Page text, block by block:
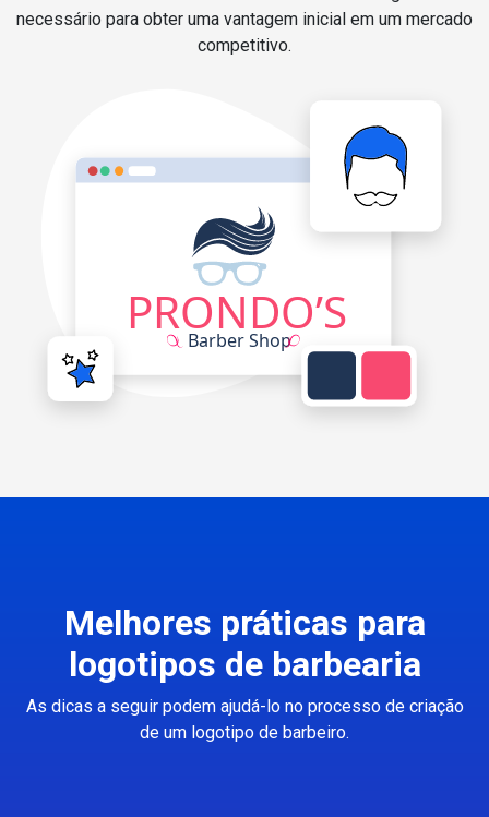
necessário para obter uma vantagem inicial em um mercado
competitivo.
Melhores práticas para
logotipos de barbearia
As dicas a seguir podem ajudá-lo no processo de criação
de um logotipo de barbeiro.